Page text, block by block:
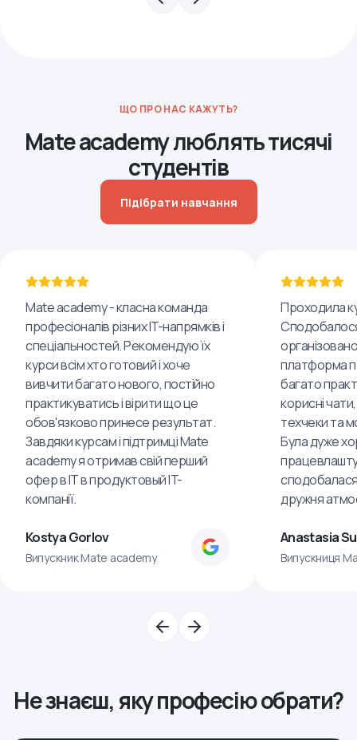
ЩО ПРО НАС КАЖУТЬ?
Mate academy люблять тисячі
студентів
Підібрати навчання
Mate academy - класна команда
професіоналів різних IT-напрямків і
спеціальностей. Рекомендую їх
курси всім хто готовий і хоче
вивчити багато нового, постійно
практикуватись і вірити що це
обов'язково принесе результат.
Завдяки курсам і підтримці Mate
academy я отримав свій перший
офер в IT в продуктовый IT-
компанії.
Kostya Gorlov
Випускник Mate academy
Проходила
платформа
багато
корисні
техчеки та
Була дуже
дружня
Anastasia
Випускниця
Не знаєш, яку професію обрати?